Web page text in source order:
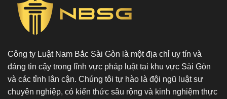
Công ty Luật Nam Bắc Sài Gòn là một địa chỉ uy tín và
đáng tin cậy trong lĩnh vực pháp luật tại khu vực Sài Gòn
và các tỉnh lân cận. Chúng tôi tự hào là đội ngũ luật sư
chuyên nghiệp, có kiến thức sâu rộng và kinh nghiệm thực